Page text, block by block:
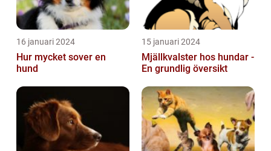
16 januari 2024
Hur mycket sover en
hund
15 januari 2024
Mjällkvalster hos hundar -
En grundlig översikt